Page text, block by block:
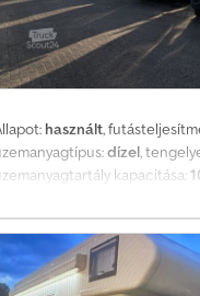
használt,
dízel,
kapacitása:
év:2016,
segítő, emelőhátfal,
opciók és
- Vezetőoldali